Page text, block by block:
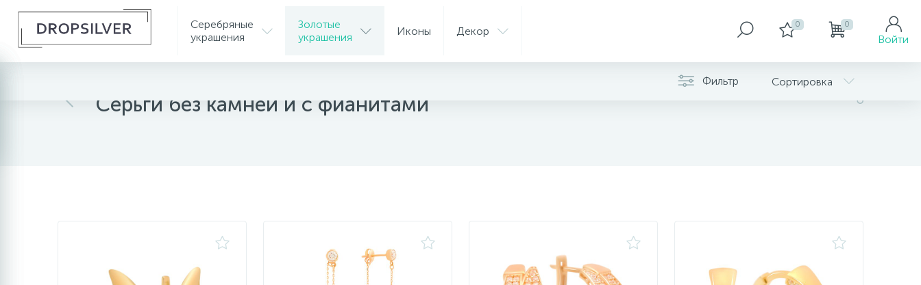
Серебряные
украшения
Золотые
украшения
Иконы Декор 0 0
Войти
Серьги без камней и с фианитами
Фильтр Сортировка